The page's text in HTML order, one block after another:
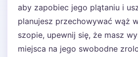
aby zapobiec jego plątaniu i
planujesz przechowywać wąż
szopie, upewnij się, że masz
miejsca na jego swobodne